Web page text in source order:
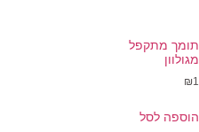
תומך מתקפל
מגולוון
₪1
הוספה לסל